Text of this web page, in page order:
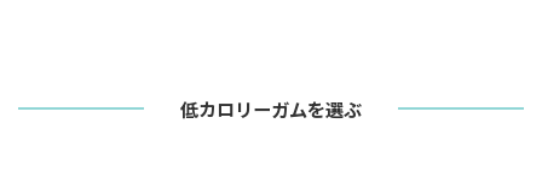
低カロリーガムを選ぶ